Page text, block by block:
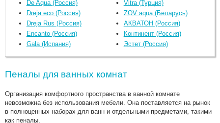
De Aqua (Россия)
Dreja eco (Россия)
Dreja Rus (Россия)
Encanto (Россия)
Gala (Испания)
Vitra (Турция)
ZOV aqua (Беларусь)
АКВАТОН (Россия)
Континент (Россия)
Эстет (Россия)
Пеналы для ванных комнат
Организация комфортного пространства в ванной комнате
невозможна без использования мебели. Она поставляется на рынок
в полноценных наборах для ванн и отдельными предметами, такими
как пеналы.